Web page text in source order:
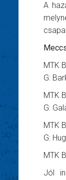
A
MTK
G:
MTK
G:
MTK
G:
MTK
Jól